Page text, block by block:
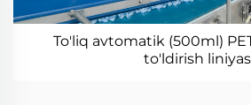
To'liq avtomatik (500ml)
to'ldirish